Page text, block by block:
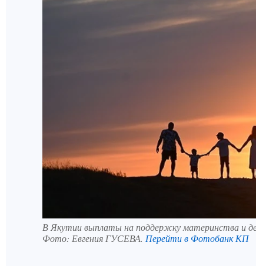
В Якутии выплаты на поддержку материнства и
Фото: Евгения ГУСЕВА. Перейти в Фотобанк КП